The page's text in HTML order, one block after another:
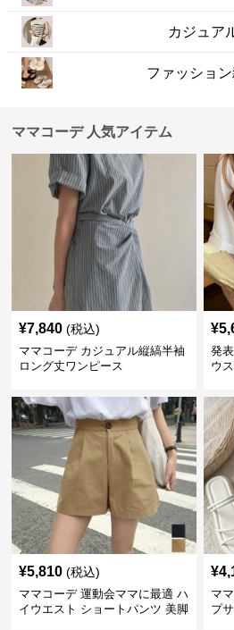
カジュア
ファッショ
ママコーデ 人気アイテム
¥7,840 (税込)
ママコーデ カジュアル縦縞半袖
ロング丈ワンピース
¥
発
ウ
¥5,810 (税込)
ママコーデ 運動会ママに最適 ハ
イウエスト ショートパンツ 美脚
¥
マ
プ